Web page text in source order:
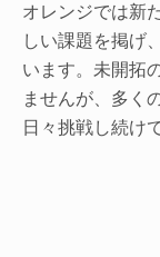
オレンジでは新
しい課題を掲げ
います。未開拓
ませんが、多く
日々挑戦し続け